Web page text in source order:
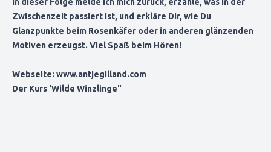
Zwischenzeit passiert ist, und erkläre Dir, wie Du
Glanzpunkte beim Rosenkäfer oder in anderen glänzenden
Motiven erzeugst. Viel Spaß beim Hören!
Webseite: www.antjegilland.com
Der Kurs 'Wilde Winzlinge"